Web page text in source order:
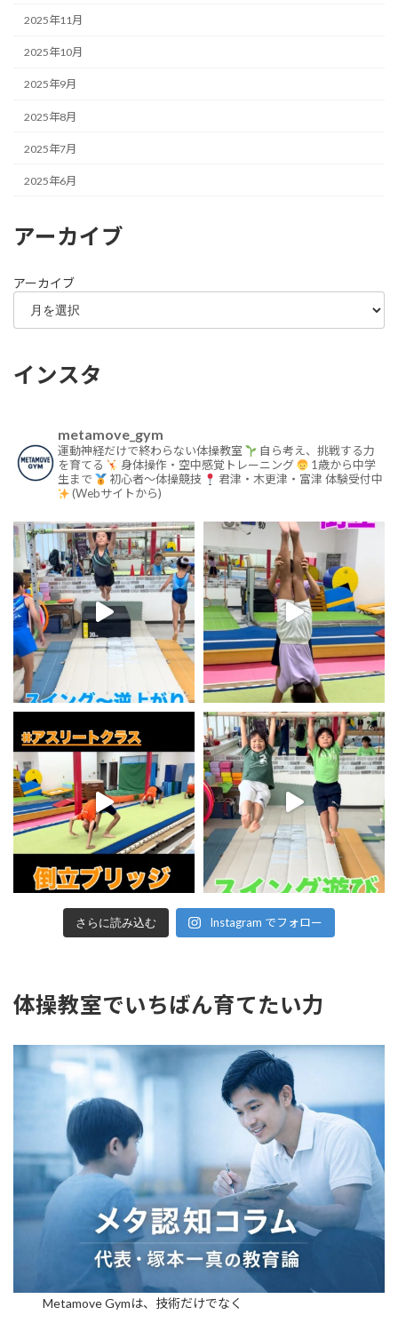
2025年11月
2025年10月
2025年9月
2025年8月
2025年7月
2025年6月
アーカイブ
アーカイブ
インスタ
metamove_gym
運動神経だけで終わらない体操教室
自ら考え、挑戦する力
を育てる
身体操作・空中感覚トレーニング
1歳から中学
生まで
初心者〜体操競技 君津・木更津・富津 体験受付中
(Webサイトから)
さらに読み込む Instagram でフォロー
体操教室でいちばん育てたい力
Metamove Gymは、技術だけでなく